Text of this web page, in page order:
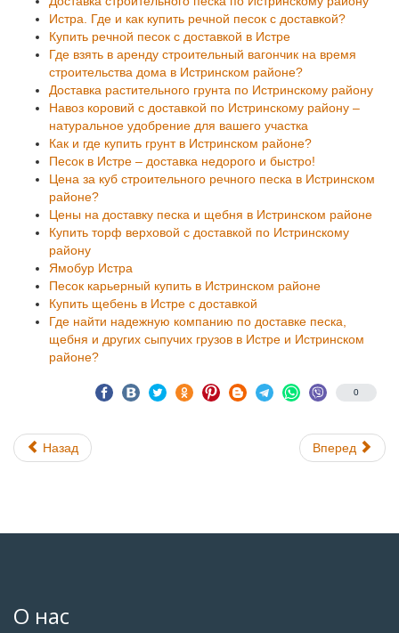
Истра. Где и как купить речной песок с доставкой?
Купить речной песок с доставкой в Истре
Где взять в аренду строительный вагончик на время
строительства дома в Истринском районе?
Доставка растительного грунта по Истринскому району
Навоз коровий с доставкой по Истринскому району –
натуральное удобрение для вашего участка
Как и где купить грунт в Истринском районе?
Песок в Истре – доставка недорого и быстро!
Цена за куб строительного речного песка в Истринском
районе?
Цены на доставку песка и щебня в Истринском районе
Купить торф верховой с доставкой по Истринскому
району
Ямобур Истра
Песок карьерный купить в Истринском районе
Купить щебень в Истре с доставкой
Где найти надежную компанию по доставке песка,
щебня и других сыпучих грузов в Истре и Истринском
районе?
0
Назад Вперед
О нас